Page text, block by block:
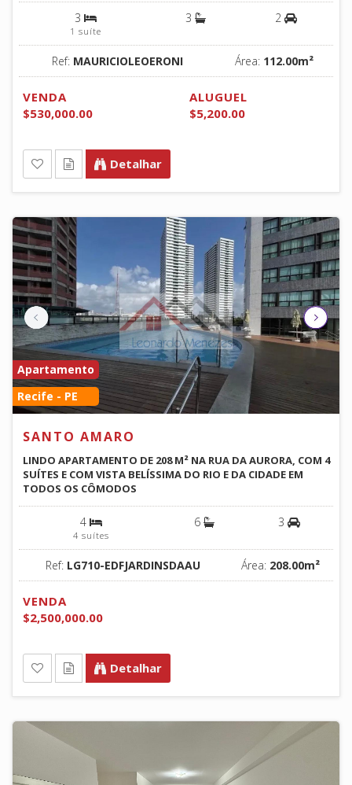
3
1 suíte
3 2
Ref: MAURICIOLEOERONI Área: 112.00m²
VENDA
$530,000.00
ALUGUEL
$5,200.00
Detalhar
Apartamento
Recife - PE
SANTO AMARO
LINDO APARTAMENTO DE 208 M² NA RUA DA AURORA, COM 4
SUÍTES E COM VISTA BELÍSSIMA DO RIO E DA CIDADE EM
TODOS OS CÔMODOS
4
4 suítes
6 3
Ref: LG710-EDFJARDINSDAAU Área: 208.00m²
VENDA
$2,500,000.00
Detalhar